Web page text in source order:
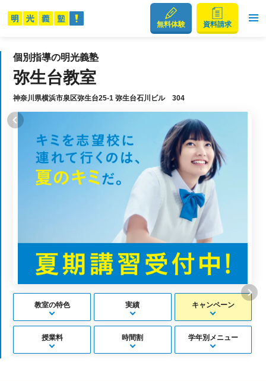
無料体験 資料請求
個別指導の明光義塾
弥生台教室
神奈川県横浜市泉区弥生台25-1 弥生台石川ビル 304
教室の特色 実績 キャンペーン
授業料 時間割 学年別メニュー